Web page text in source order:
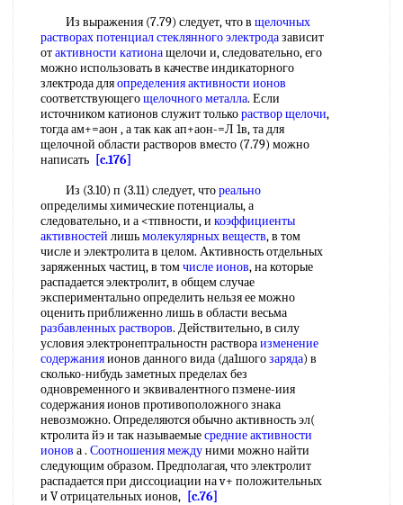
Из выражения (7.79) следует, что в щелочных
растворахпотенциал стеклянного электродазависит
отактивности катионащелочи и, следовательно, его
можно использовать в качестве индикаторного
злектрода дляопределения активности ионов
соответствующегощелочного металла. Если
источником катионов служит толькораствор щелочи,
тогда ам+=аон , а так как ап+аон-=Л 1в, та для
щелочной области растворов вместо (7.79) можно
написать [c.176]
Из (3.10) п (3.11) следует, чтореально
определимы химические потенциалы, а
следовательно, и а <тпвности, и коэффициенты
активностей лишьмолекулярных веществ, в том
числе и электролита в целом. Активность отдельных
заряженных частиц, в томчисле ионов, на которые
распадается электролит, в общем случае
экспериментально определить нельзя ее можно
оценить приближенно лишь в области весьма
разбавленных растворов. Действительно, в силу
условия электронептральностн раствораизменение
содержанияионов данного вида (да1шогозаряда) в
сколько-нибудь заметных пределах без
одновременного и эквивалентного пзмене-иия
содержания ионов противоположного знака
невозможно. Определяются обычно активность эл(
ктролита йэ и так называемыесредние активности
ионов а . Соотношения междуними можно найти
следующим образом. Предполагая, что электролит
распадается при диссоциации на v+ положительных
и V отрицательных ионов, [c.76]